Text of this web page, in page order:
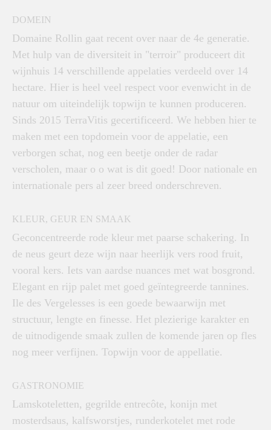
DOMEIN
Domaine Rollin gaat recent over naar de 4e generatie.
Met hulp van de diversiteit in "terroir" produceert dit
wijnhuis 14 verschillende appelaties verdeeld over 14
hectare. Hier is heel veel respect voor evenwicht in de
natuur om uiteindelijk topwijn te kunnen produceren.
Sinds 2015 TerraVitis gecertificeerd. We hebben hier te
maken met een topdomein voor de appelatie, een
verborgen schat, nog een beetje onder de radar
verscholen, maar o o wat is dit goed! Door nationale en
internationale pers al zeer breed onderschreven.
KLEUR, GEUR EN SMAAK
Geconcentreerde rode kleur met paarse schakering. In
de neus geurt deze wijn naar heerlijk vers rood fruit,
vooral kers. Iets van aardse nuances met wat bosgrond.
Elegant en rijp palet met goed geïntegreerde tannines.
Ile des Vergelesses is een goede bewaarwijn met
structuur, lengte en finesse. Het plezierige karakter en
de uitnodigende smaak zullen de komende jaren op fles
nog meer verfijnen. Topwijn voor de appellatie.
GASTRONOMIE
Lamskoteletten, gegrilde entrecôte, konijn met
mosterdsaus, kalfsworstjes, runderkotelet met rode